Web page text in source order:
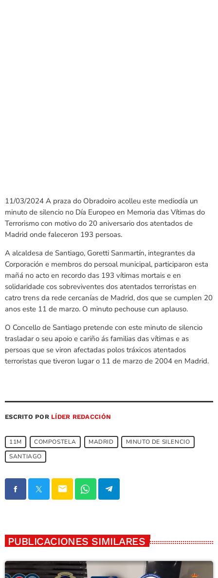
11/03/2024 A praza do Obradoiro acolleu este mediodía un
minuto de silencio no Día Europeo en Memoria das Vítimas do
Terrorismo con motivo do 20 aniversario dos atentados de
Madrid onde faleceron 193 persoas.
A alcaldesa de Santiago, Goretti Sanmartín, integrantes da
Corporación e membros do persoal municipal, participaron esta
mañá no acto en recordo das 193 vítimas mortais e en
solidaridade cos sobreviventes dos atentados terroristas en
catro trens da rede cercanías de Madrid, dos que se cumplen 20
anos este 11 de marzo. O minuto pechouse cun aplauso.
O Concello de Santiago pretende con este minuto de silencio
trasladar o seu apoio e cariño ás familias das vítimas e as
persoas que se viron afectadas polos tráxicos atentados
terroristas que tiveron lugar o 11 de marzo de 2004 en Madrid.
ESCRITO POR LÍDER REDACCIÓN
11M COMPOSTELA MADRID
MINUTO DE SILENCIO
SANTIAGO
email
PUBLICACIONES SIMILARES